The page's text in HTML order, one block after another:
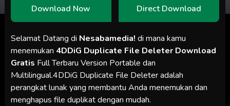
Download Now Direct Download
Selamat Datang di Nesabamedia! di mana kamu
menemukan 4DDiG Duplicate File Deleter Download
Gratis Full Terbaru Version Portable dan
Multilingual.4DDiG Duplicate File Deleter adalah
perangkat lunak yang membantu Anda menemukan dan
menghapus file duplikat dengan mudah.